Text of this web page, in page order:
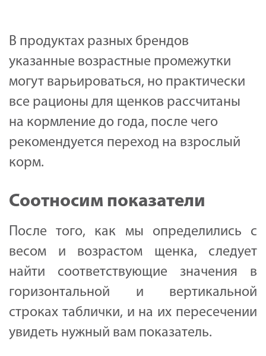
В продуктах разных брендов
указанные возрастные промежутки
могут варьироваться, но практически
все рационы для щенков рассчитаны
на кормление до года, после чего
рекомендуется переход на взрослый
корм.
Соотносим показатели
После того, как мы определились с
весом и возрастом щенка, следует
найти соответствующие значения в
горизонтальной и вертикальной
строках таблички, и на их пересечении
увидеть нужный вам показатель.